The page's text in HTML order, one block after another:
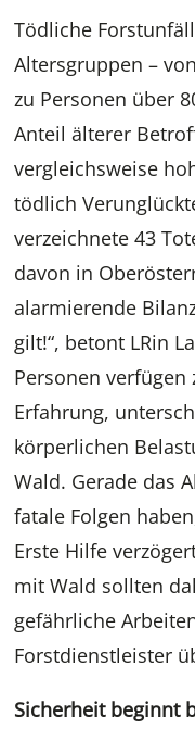
Tödliche
Altersgruppen –
zu Personen über
Anteil älterer
vergleichsweise
tödlich
verzeichnete 43
davon in
alarmierende
gilt!“, betont LRin
Personen
Erfahrung,
körperlichen
Wald. Gerade das
fatale Folgen
Erste Hilfe
mit Wald sollten
gefährliche
Forstdienstleister
Sicherheit beginnt